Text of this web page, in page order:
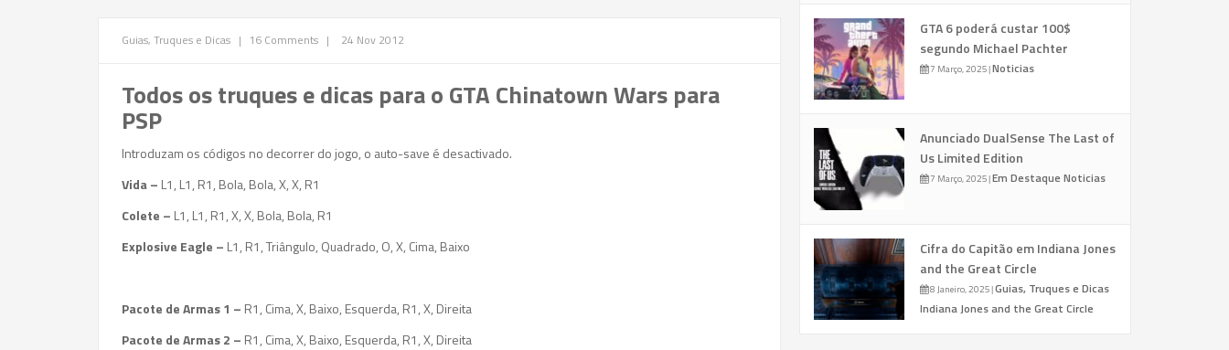
Guias, Truques e Dicas | 16 Comments | 24 Nov 2012
Todos os truques e dicas para o GTA Chinatown Wars para
PSP
Introduzam os códigos no decorrer do jogo, o auto-save é desactivado.
Vida – L1, L1, R1, Bola, Bola, X, X, R1
Colete – L1, L1, R1, X, X, Bola, Bola, R1
Explosive Eagle – L1, R1, Triângulo, Quadrado, O, X, Cima, Baixo
Pacote de Armas 1 – R1, Cima, X, Baixo, Esquerda, R1, X, Direita
Pacote de Armas 2 – R1, Cima, X, Baixo, Esquerda, R1, X, Direita
GTA 6 poderá custar 100$
segundo Michael Pachter
7 Março, 2025|Noticias
Anunciado DualSense The Last of
Us Limited Edition
7 Março, 2025|Em Destaque Noticias
Cifra do Capitão em Indiana Jones
and the Great Circle
8 Janeiro, 2025|Guias, Truques e Dicas
Indiana Jones and the Great Circle